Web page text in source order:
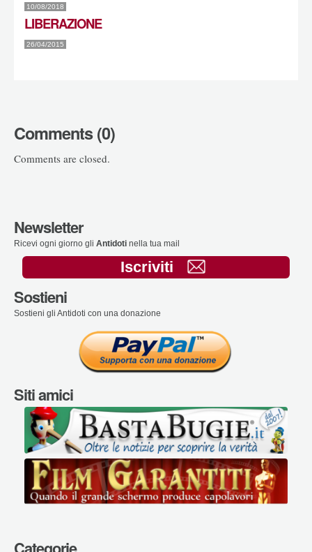
10/08/2018
LIBERAZIONE
26/04/2015
Comments (0)
Comments are closed.
Newsletter
Ricevi ogni giorno gli Antidoti nella tua mail
Iscriviti
Sostieni
Sostieni gli Antidoti con una donazione
Siti amici